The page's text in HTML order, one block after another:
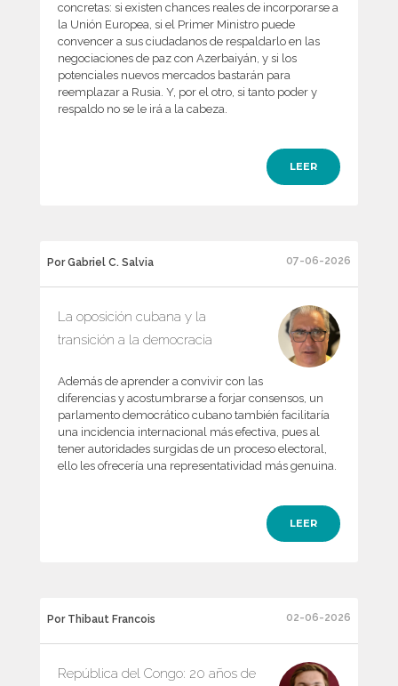
concretas: si existen chances reales de incorporarse a
la Unión Europea, si el Primer Ministro puede
convencer a sus ciudadanos de respaldarlo en las
negociaciones de paz con Azerbaiyán, y si los
potenciales nuevos mercados bastarán para
reemplazar a Rusia. Y, por el otro, si tanto poder y
respaldo no se le irá a la cabeza.
LEER
Por Gabriel C. Salvia 07-06-2026
La oposición cubana y la
transición a la democracia
Además de aprender a convivir con las
diferencias y acostumbrarse a forjar consensos, un
parlamento democrático cubano también facilitaría
una incidencia internacional más efectiva, pues al
tener autoridades surgidas de un proceso electoral,
ello les ofrecería una representatividad más genuina.
LEER
Por Thibaut Francois 02-06-2026
República del Congo: 20 años de